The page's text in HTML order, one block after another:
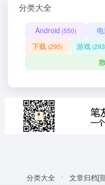
分类大全
Android (550)
下载 (295) 游戏
分类大全 文章归档[